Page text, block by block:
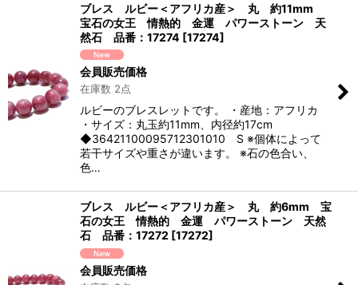
ブレス ルビー＜アフリカ産＞ 丸 約11mm
宝石の女王 情熱的 金運 パワーストーン 天
然石 品番：17274 [17274]
会員販売価格
在庫数 2点
ルビーのブレスレットです。 ・産地：アフリカ
・サイズ：丸玉約11mm、内径約17cm
◆36421100095712301010 S ※個体によって
若干サイズや重さが違います。 ※石の色合い、
色…
ブレス ルビー＜アフリカ産＞ 丸 約6mm 宝
石の女王 情熱的 金運 パワーストーン 天然
石 品番：17272 [17272]
会員販売価格